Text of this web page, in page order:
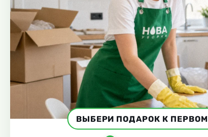
ВЫБЕРИ ПОДАРОК К